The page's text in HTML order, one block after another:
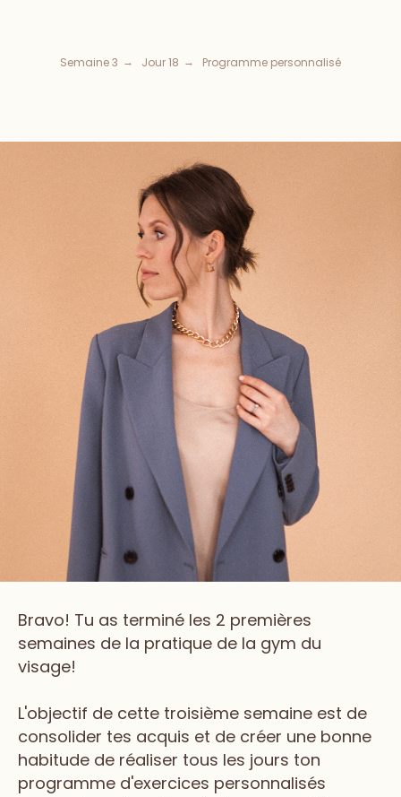
Semaine 3 → Jour 18 → Programme personnalisé
Bravo! Tu as terminé les 2 premières
semaines de la pratique de la gym du
visage!
L'objectif de cette troisième semaine est de
consolider tes acquis et de créer une bonne
habitude de réaliser tous les jours ton
programme d'exercices personnalisés